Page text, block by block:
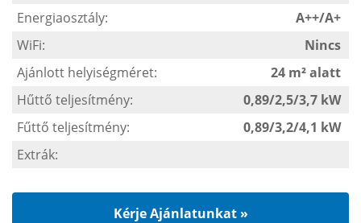
Energiaosztály:
A++/A+
WiFi:
Nincs
Ajánlott helyiségméret:
24 m² alatt
Hűttő teljesítmény:
0,89/2,5/3,7 kW
Fűttő teljesítmény:
0,89/3,2/4,1 kW
Extrák:
Kérje Ajánlatunkat »